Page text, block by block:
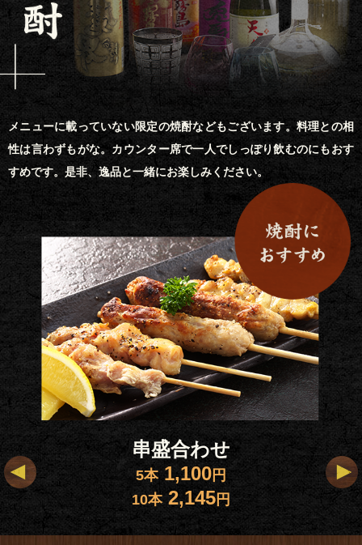
メニューに載っていない限定の焼酎などもございます。料理との相
性は言わずもがな。カウンター席で一人でしっぽり飲むのにもおす
すめです。是非、逸品と一緒にお楽しみください。
串盛合わせ
5本1,100 円
10本2,145 円